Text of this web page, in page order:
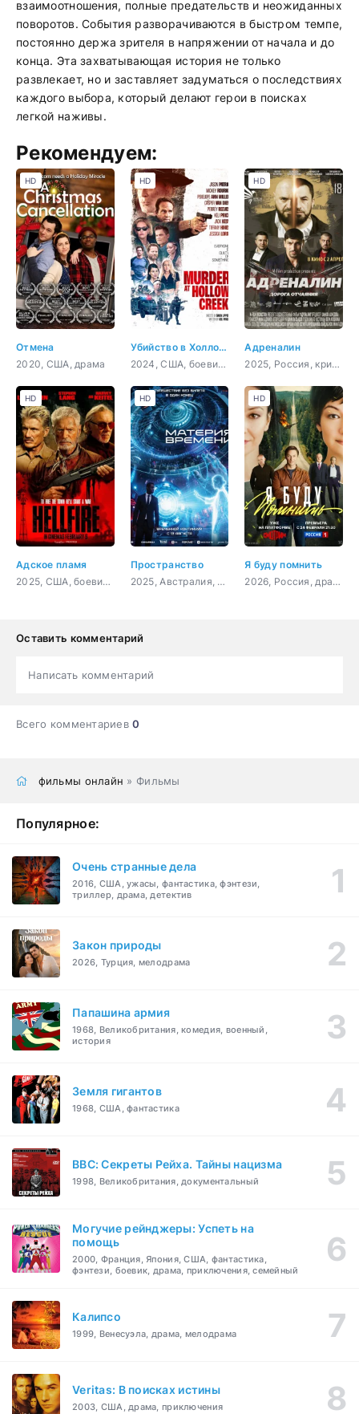
взаимоотношения, полные предательств и неожиданных
поворотов. События разворачиваются в быстром темпе,
постоянно держа зрителя в напряжении от начала и до
конца. Эта захватывающая история не только
развлекает, но и заставляет задуматься о последствиях
каждого выбора, который делают герои в поисках
легкой наживы.
Рекомендуем:
Отмена
2020, США, драма
HD
Убийство в Холлоу Крик
2024, США, боевик, триллер, комедия
HD
Адреналин
2025, Россия, криминал
HD
Адское пламя
2025, США, боевик, триллер, криминал
HD
Пространство
2025, Австралия, фантастика, триллер, криминал
HD
Я буду помнить
2026, Россия, драма
HD
Оставить комментарий
Написать комментарий
Всего комментариев0
фильмы онлайн » Фильмы
Популярное:
Очень странные дела
2016, США, ужасы, фантастика, фэнтези,
триллер, драма, детектив
Закон природы
2026, Турция, мелодрама
Папашина армия
1968, Великобритания, комедия, военный,
история
Земля гигантов
1968, США, фантастика
BBC: Секреты Рейха. Тайны нацизма
1998, Великобритания, документальный
Могучие рейнджеры: Успеть на
помощь
2000, Франция, Япония, США, фантастика,
фэнтези, боевик, драма, приключения, семейный
Калипсо
1999, Венесуэла, драма, мелодрама
Veritas: В поисках истины
2003, США, драма, приключения